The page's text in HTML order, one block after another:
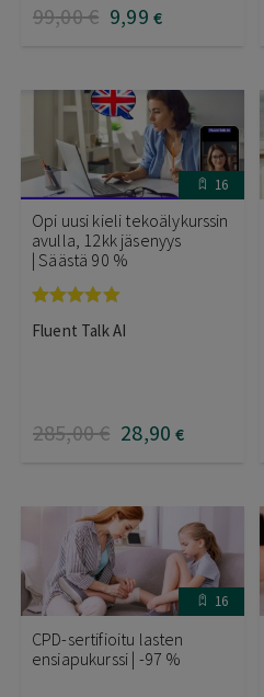
99,00€ 9,99 €
16
Opi uusi kieli tekoälykurssin
avulla, 12kk jäsenyys
| Säästä 90 %
tuotteesta:
Fluent Talk AI
285,00€ 28,90 €
16
CPD-sertifioitu lasten
ensiapukurssi | -97 %